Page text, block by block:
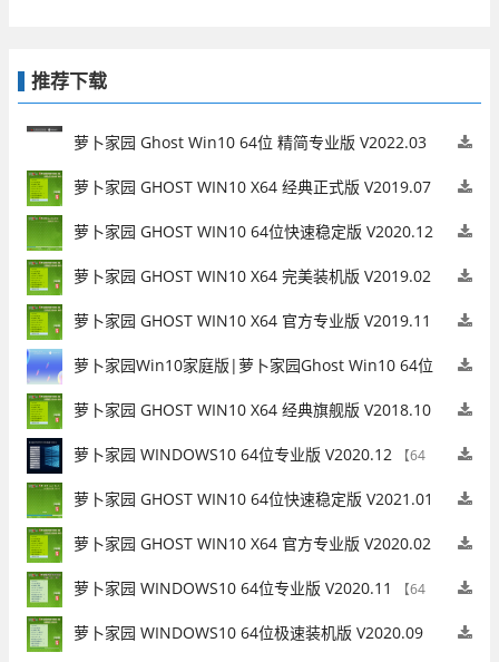
推荐下载
萝卜家园 Ghost Win10 64位 精简专业版 V2022.03
【64位】
萝卜家园 GHOST WIN10 X64 经典正式版 V2019.07
【64位】
萝卜家园 GHOST WIN10 64位快速稳定版 V2020.12
【64位】
萝卜家园 GHOST WIN10 X64 完美装机版 V2019.02
【64位】
萝卜家园 GHOST WIN10 X64 官方专业版 V2019.11
【64位】
萝卜家园Win10家庭版|萝卜家园Ghost Win10 64位
家庭版ISO V2022.11 【64位】
萝卜家园 GHOST WIN10 X64 经典旗舰版 V2018.10
【64位】
萝卜家园 WINDOWS10 64位专业版 V2020.12
【64
位】
萝卜家园 GHOST WIN10 64位快速稳定版 V2021.01
【64位】
萝卜家园 GHOST WIN10 X64 官方专业版 V2020.02
【64位】
萝卜家园 WINDOWS10 64位专业版 V2020.11
【64
位】
萝卜家园 WINDOWS10 64位极速装机版 V2020.09